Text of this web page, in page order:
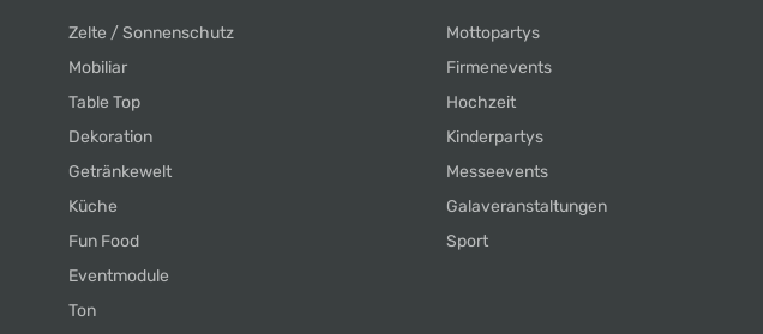
Zelte / Sonnenschutz
Mobiliar
Table Top
Dekoration
Getränkewelt
Küche
Fun Food
Eventmodule
Ton
Mottopartys
Firmenevents
Hochzeit
Kinderpartys
Messeevents
Galaveranstaltungen
Sport